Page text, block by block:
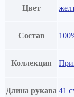
Цвет
Состав
Коллекция
Длина рукава 41